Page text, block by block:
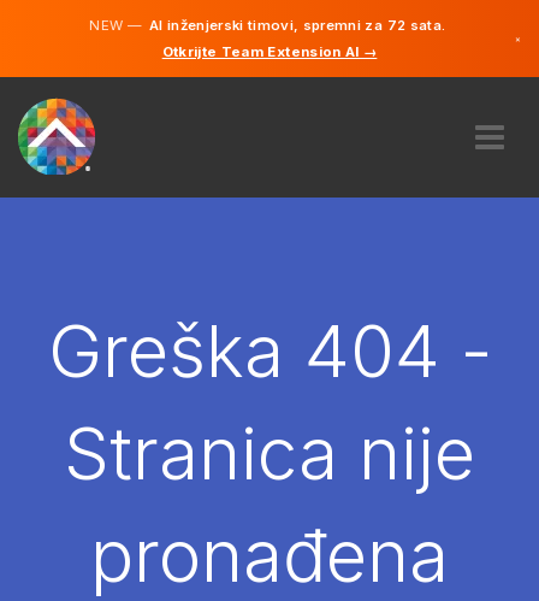
NEW —AI inženjerski timovi, spremni za 72 sata.
Otkrijte Team Extension AI →
×
NAJAMGreška 404 -
Stranica nije
pronađena